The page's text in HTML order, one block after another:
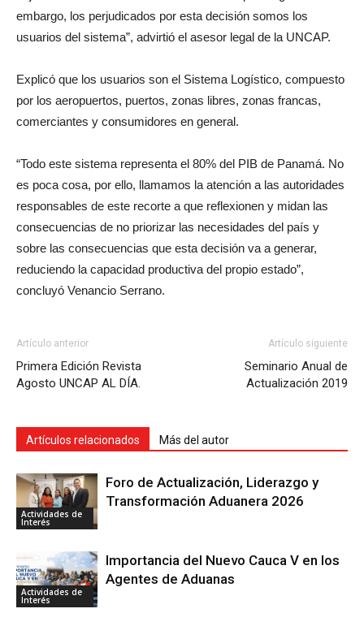
embargo, los perjudicados por esta decisión somos los
usuarios del sistema”, advirtió el asesor legal de la UNCAP.
Explicó que los usuarios son el Sistema Logístico, compuesto
por los aeropuertos, puertos, zonas libres, zonas francas,
comerciantes y consumidores en general.
“Todo este sistema representa el 80% del PIB de Panamá. No
es poca cosa, por ello, llamamos la atención a las autoridades
responsables de este recorte a que reflexionen y midan las
consecuencias de no priorizar las necesidades del país y
sobre las consecuencias que esta decisión va a generar,
reduciendo la capacidad productiva del propio estado”,
concluyó Venancio Serrano.
Artículo anterior
Primera Edición Revista
Agosto UNCAP AL DÍA.
Artículo siguiente
Seminario Anual de
Actualización 2019
Artículos relacionados Más del autor
Actividades de
Interés
Foro de Actualización, Liderazgo y
Transformación Aduanera 2026
Actividades de
Interés
Importancia del Nuevo Cauca V en los
Agentes de Aduanas